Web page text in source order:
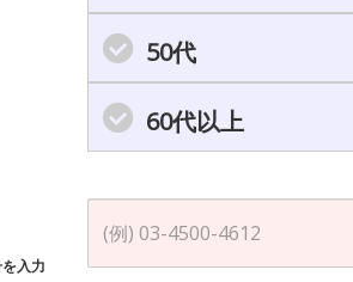
50代
60代以上
入力